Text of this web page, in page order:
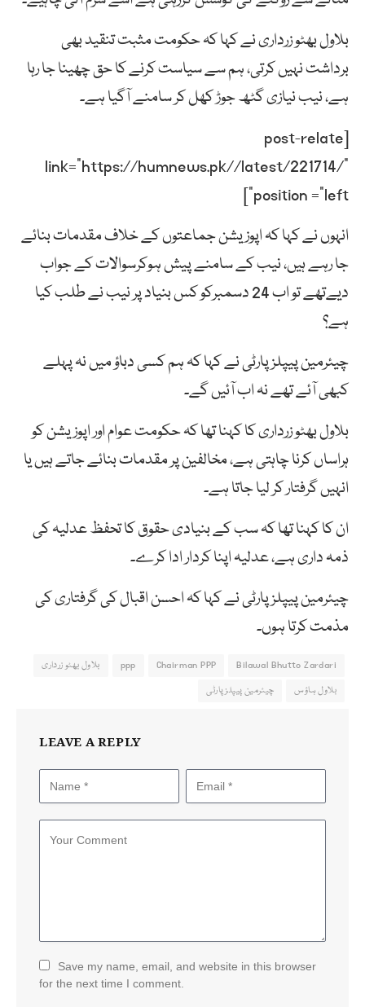
بلاول بھٹو زرداری نے کہا کہ حکومت مثبت تنقید بھی
برداشت نہیں کرتی، ہم سے سیاست کرنے کا حق چھینا جا رہا
ہے، نیب نیازی گٹھ جوڑ کھل کر سامنے آگیا ہے۔
[post-relate
link=”https://humnews.pk//latest/221714/”
position =”left”]
انہوں نے کہا کہ اپوزیشن جماعتوں کے خلاف مقدمات بنائے
جا رہے ہیں، نیب کے سامنے پیش ہوکرسوالات کے جواب
دیےتھے تو اب 24 دسمبرکو کس بنیاد پر نیب نے طلب کیا
ہے؟
چیئرمین پیپلز پارٹی نے کہا کہ ہم کسی دباؤ میں نہ پہلے
کبھی آئے تھے نہ اب آئیں گے۔
بلاول بھٹو زرداری کا کہنا تھا کہ حکومت عوام اور اپوزیشن کو
ہراساں کرنا چاہتی ہے، مخالفین پر مقدمات بنائے جاتے ہیں یا
انہیں گرفتار کر لیا جاتا ہے۔
ان کا کہنا تھا کہ سب کے بنیادی حقوق کا تحفظ عدلیہ کی
ذمہ داری ہے، عدلیہ اپنا کردار ادا کرے۔
چیئرمین پیپلز پارٹی نے کہا کہ احسن اقبال کی گرفتاری کی
مذمت کرتا ہوں۔
Bilawal Bhutto Zardari
Chairman PPP
ppp
بلاول بھٹو زرداری
بلاول ہاؤس
چیئرمین پیپلزپارٹی
LEAVE A REPLY
Save my name, email, and website in this browser
for the next time I comment.